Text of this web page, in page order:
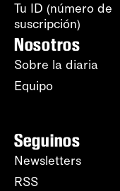
Tu ID (número de
suscripción)
Nosotros
Sobre la diaria
Equipo
Seguinos
Newsletters
RSS